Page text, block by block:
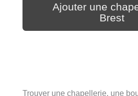
Ajouter une
Brest
Trouver une chapellerie, une